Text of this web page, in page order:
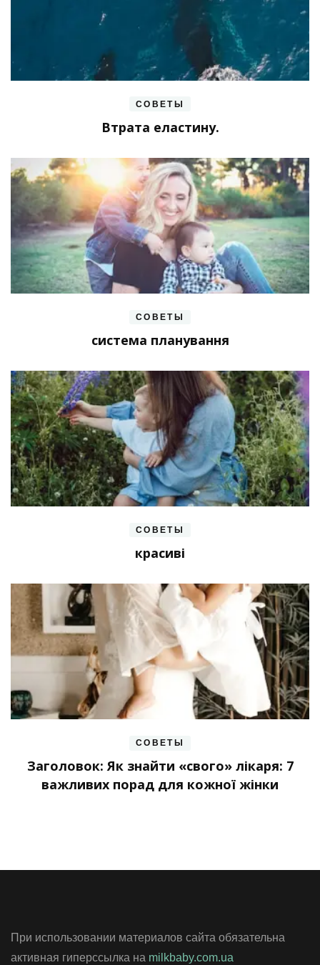
СОВЕТЫ
Втрата еластину.
СОВЕТЫ
система планування
СОВЕТЫ
красиві
СОВЕТЫ
Заголовок: Як знайти «свого» лікаря: 7
важливих порад для кожної жінки
При использовании материалов сайта обязательна
активная гиперссылка на milkbaby.com.ua